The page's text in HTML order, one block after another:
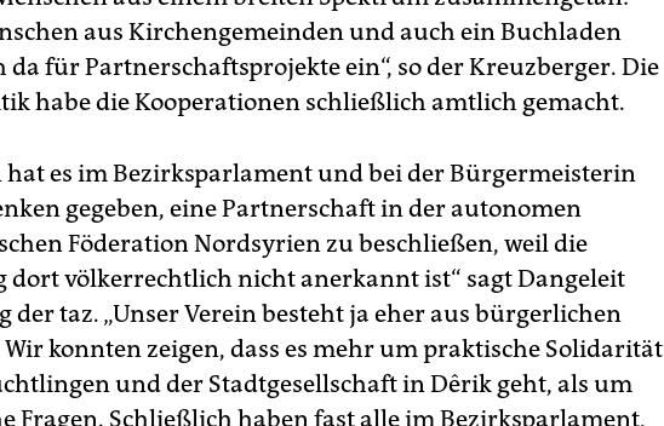
aus Kirchengemeinden und auch ein Buchladen
da für Partnerschaftsprojekte ein“, so der Kreuzberger. Die
habe die Kooperationen schließlich amtlich gemacht.
hat es im Bezirks­parlament und bei der Bürgermeisterin
gegeben, eine Partnerschaft in der autonomen
Föderation Nordsyrien zu beschließen, weil die
dort völkerrechtlich nicht anerkannt ist“ sagt Dangeleit
der taz. „Unser Verein besteht ja eher aus bürgerlichen
konnten zeigen, dass es mehr um praktische Solidarität
und der Stadtgesellschaft in Dêrik geht, als um
Fragen. Schließlich haben fast alle im Bezirksparlament,